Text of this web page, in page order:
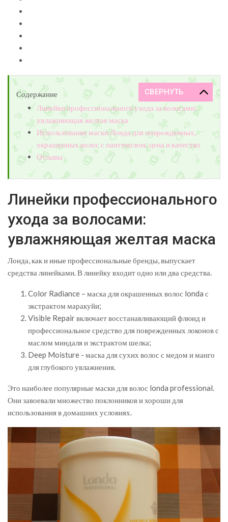
Содержание
Линейки профессионального ухода за волосами:
увлажняющая желтая маска
Использование маски Лонда для поврежденных,
окрашенных волос с пантенолом: цена и качество
Отзывы
Линейки профессионального
ухода за волосами:
увлажняющая желтая маска
Лонда, как и иные профессиональные бренды, выпускает
средства линейками. В линейку входит одно или два средства.
Color Radiance – маска для окрашенных волос londa с
экстрактом маракуйи;
Visible Repair включает восстанавливающий флюид и
профессиональное средство для поврежденных локонов с
маслом миндаля и экстрактом шелка;
Deep Moisture - маска для сухих волос с медом и манго
для глубокого увлажнения.
Это наиболее популярные маски для волос londa professional.
Они завоевали множество поклонников и хороши для
использования в домашних условиях.